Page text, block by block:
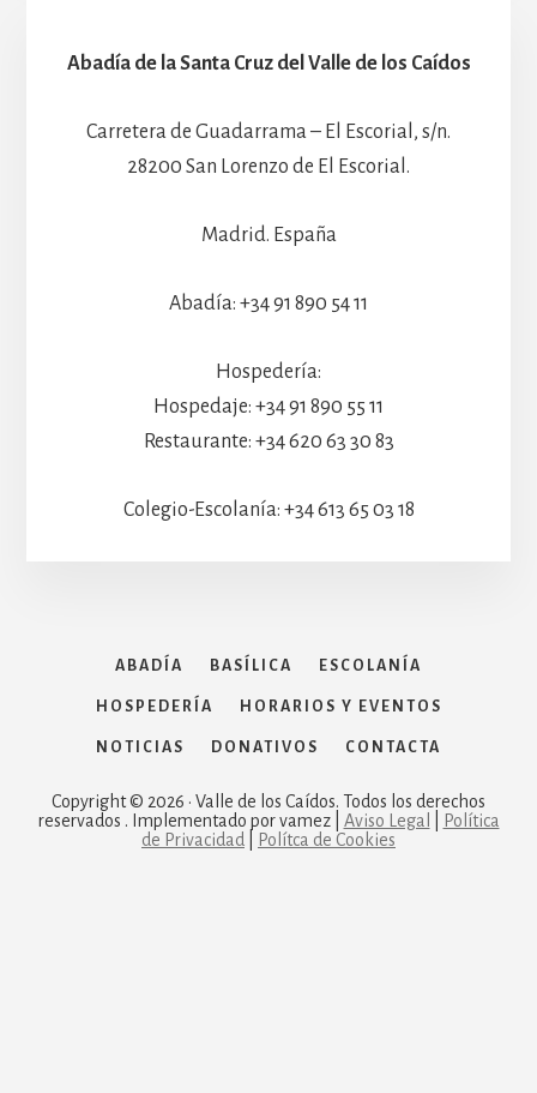
Abadía de la Santa Cruz del Valle de los Caídos
Carretera de Guadarrama – El Escorial, s/n.
28200 San Lorenzo de El Escorial.
Madrid. España
Abadía: +34 91 890 54 11
Hospedería:
Hospedaje: +34 91 890 55 11
Restaurante: +34 620 63 30 83
Colegio-Escolanía: +34 613 65 03 18
ABADÍA BASÍLICA ESCOLANÍA
HOSPEDERÍA HORARIOS Y EVENTOS
NOTICIAS DONATIVOS CONTACTA
Copyright © 2026 · Valle de los Caídos. Todos los derechos
reservados . Implementado por vamez | Aviso Legal
Política
de Privacidad
Polítca de Cookies